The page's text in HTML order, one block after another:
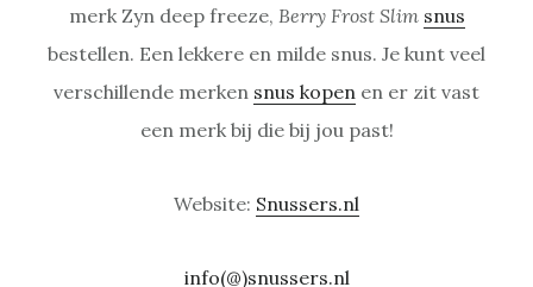
merk Zyn deep freeze, Berry Frost Slim snus
bestellen. Een lekkere en milde snus. Je kunt veel
verschillende merken snus kopen en er zit vast
een merk bij die bij jou past!
Website: Snussers.nl
info(@)snussers.nl